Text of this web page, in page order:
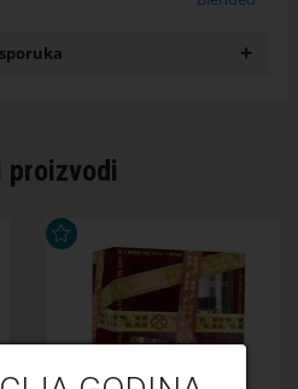
+
proizvodi